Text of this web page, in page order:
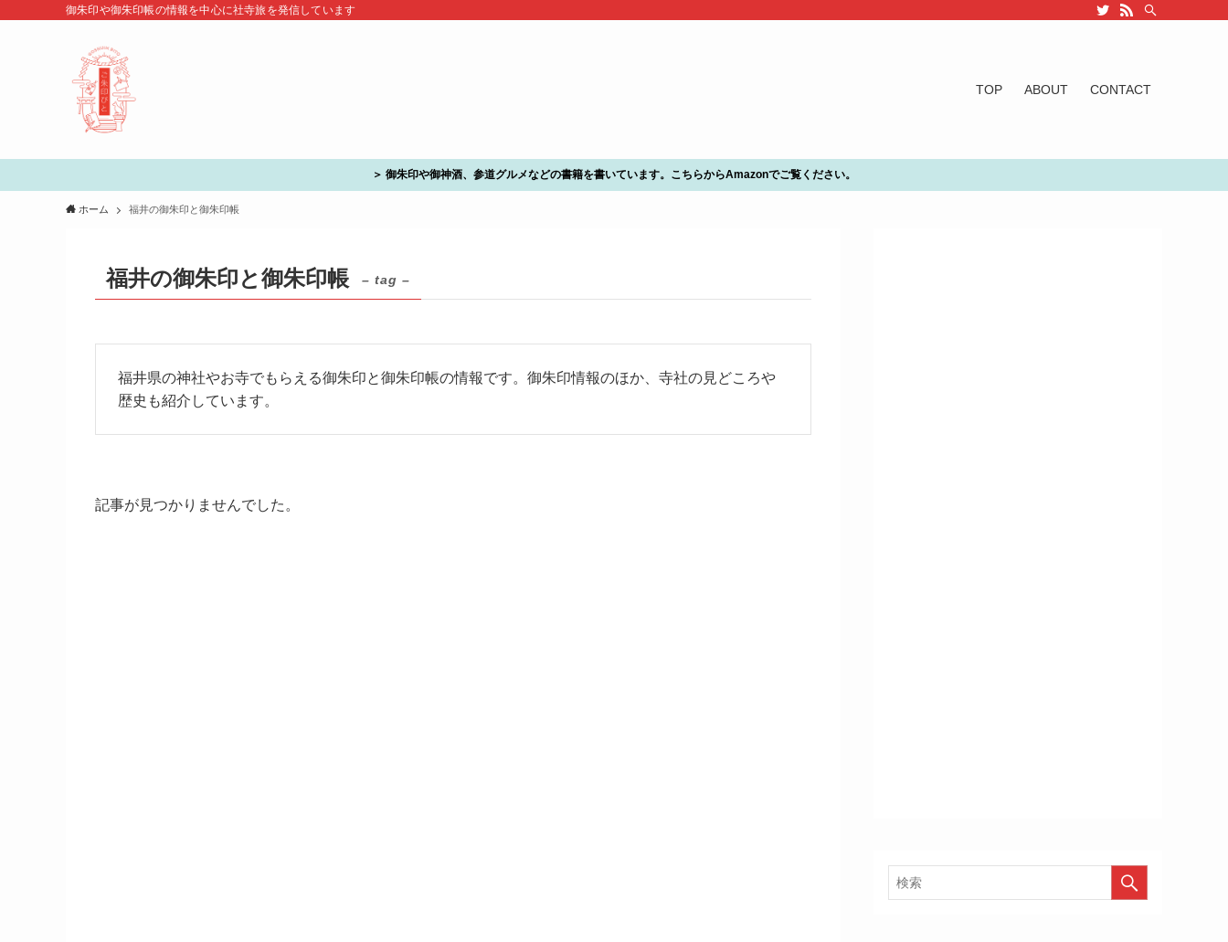
御朱印や御朱印帳の情報を中心に社寺旅を発信しています
TOP ABOUT CONTACT
＞ 御朱印や御神酒、参道グルメなどの書籍を書いています。こちらからAmazonでご覧ください。
ホーム 福井の御朱印と御朱印帳
福井の御朱印と御朱印帳 – tag –
福井県の神社やお寺でもらえる御朱印と御朱印帳の情報です。御朱印情報のほか、寺社の見どころや
歴史も紹介しています。
記事が見つかりませんでした。